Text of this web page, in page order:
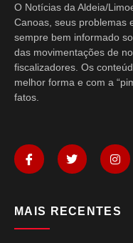
O Notícias da Aldeia/
Canoas, seus problemas
sempre bem informado
das movimentações de
fiscalizadores. Os
melhor forma e com a
fatos.
MAIS RECENTES